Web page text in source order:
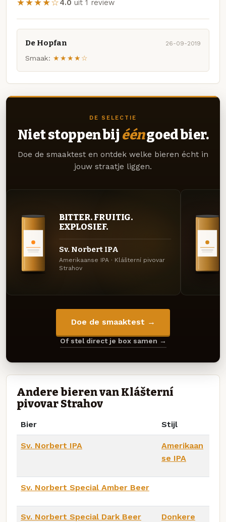
★★★★☆4.0 uit 1 review
De Hopfan 26-09-2019
Smaak: ★★★★☆
DE SELECTIE
Niet stoppen bij ééngoed bier.
Doe de smaaktest en ontdek welke bieren écht in
jouw straatje liggen.
BITTER. FRUITIG.
EXPLOSIEF.
Sv. Norbert IPA
Amerikaanse IPA · Klášterní pivovar
Strahov
Doe de smaaktest →
Of stel direct je box samen →
Andere bieren van Klášterní
pivovar Strahov
Bier Stijl
Sv. Norbert IPA
Amerikaan
se IPA
Sv. Norbert Special Amber Beer
Sv. Norbert Special Dark Beer
Donkere